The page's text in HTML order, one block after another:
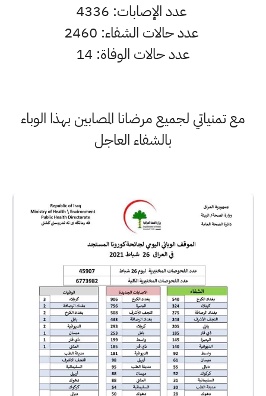
عدد الإصابات: 4336
عدد حالات الشفاء: 2460
عدد حالات الوفاة: 14
مع تمنياتي لجميع مرضانا المصابين بهذا الوباء
بالشفاء العاجل